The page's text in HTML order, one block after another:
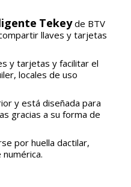
Tekeyde BTV
llaves y tarjetas
y tarjetas y facilitar el
locales de uso
y está diseñada para
gracias a su forma de
por huella dactilar,